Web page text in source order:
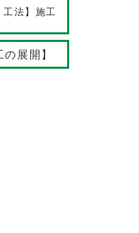
工法】施工
展開】